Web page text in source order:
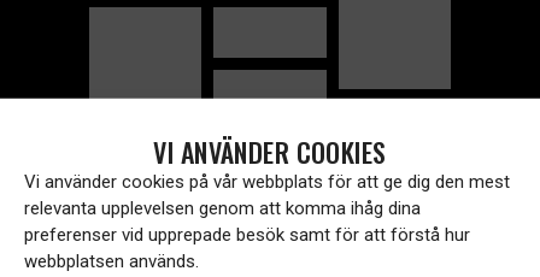
VI ANVÄNDER COOKIES
Vi använder cookies på vår webbplats för att ge dig den mest
relevanta upplevelsen genom att komma ihåg dina
preferenser vid upprepade besök samt för att förstå hur
webbplatsen används.